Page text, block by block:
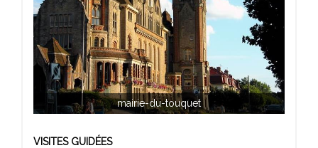
mairie-du-touquet
VISITES GUIDÉES